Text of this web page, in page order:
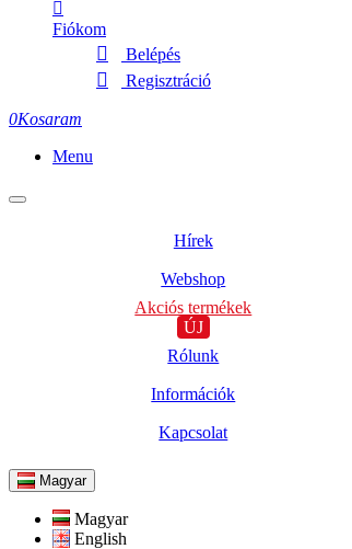
Fiókom
Belépés
Regisztráció
0Kosaram
Menu
Hírek
Webshop
Akciós termékek
ÚJ
Rólunk
Információk
Kapcsolat
Magyar
Magyar
English